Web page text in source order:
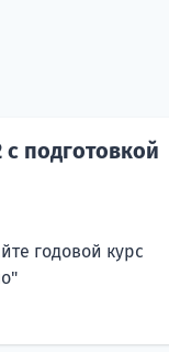
подготовкой
годовой курс